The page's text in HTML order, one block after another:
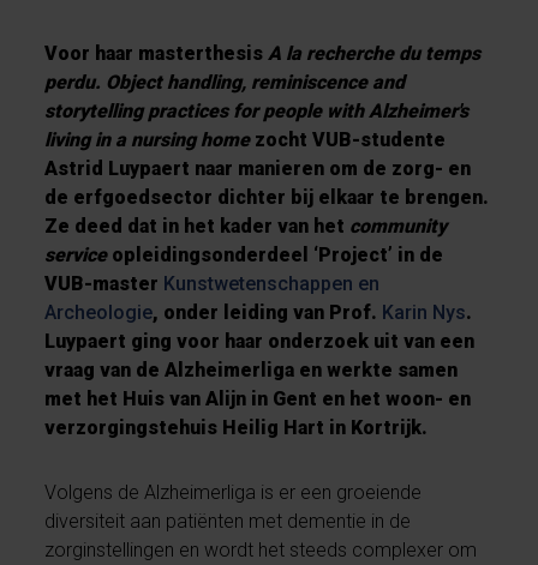
Voor haar masterthesis A la recherche du temps
perdu. Object handling, reminiscence and
storytelling practices for people with Alzheimer's
living in a nursing homezocht VUB-studente
Astrid Luypaert naar manieren om de zorg- en
de erfgoedsector dichter bij elkaar te brengen.
Ze deed dat in het kader van het community
serviceopleidingsonderdeel ‘Project’ in de
VUB-master Kunstwetenschappen en
Archeologie, onder leiding van Prof. Karin Nys.
Luypaert ging voor haar onderzoek uit van een
vraag van de Alzheimerliga en werkte samen
met het Huis van Alijn in Gent en het woon- en
verzorgingstehuis Heilig Hart in Kortrijk.
Volgens de Alzheimerliga is er een groeiende
diversiteit aan patiënten met dementie in de
zorginstellingen en wordt het steeds complexer om